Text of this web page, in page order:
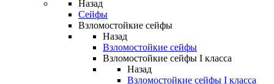
Назад
Сейфы
Взломостойкие сейфы
Назад
Взломостойкие сейфы
Взломостойкие сейфы I класса
Назад
Взломостойкие сейфы I класса